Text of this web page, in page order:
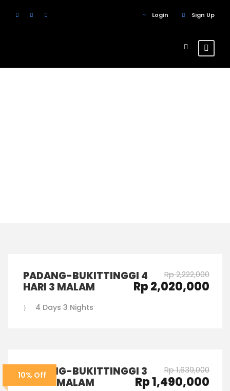
Login Sign Up
PADANG-BUKITTINGGI 4
HARI 3 MALAM
Rp 2,222,000
Rp 2,020,000
4 Days 3 Nights
10% Off
PADANG-BUKITTINGGI 3
HARI 2 MALAM
Rp 1,639,000
Rp 1,490,000